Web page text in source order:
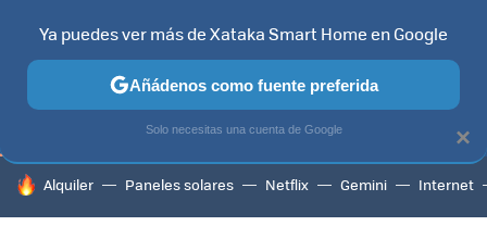
TELEVISORES CONTENIDOS SMART TV SELECCIÓN
HOY SE HABLA DE
Alquiler Paneles solares Netflix Gemini Internet
×
Ya puedes ver más de Xataka Smart Home en Google
Añádenos como fuente preferida
Solo necesitas una cuenta de Google